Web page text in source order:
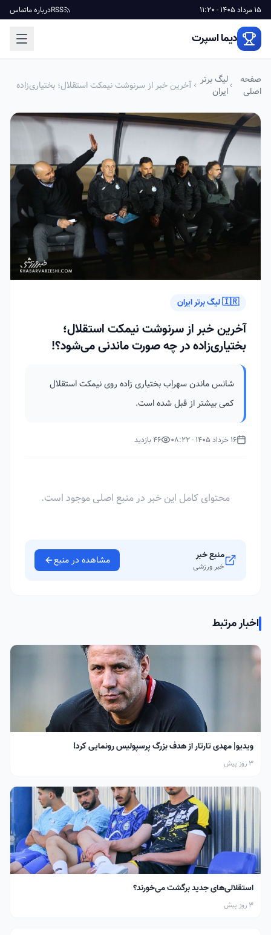
15 مرداد 1405 - 11:20 RSSدرباره ماتماس
دیما اسپرت
صفحه
اصلی
لیگ برتر
ایران
آخرین خبر از سرنوشت نیمکت استقلال؛ بختیاری‌زاده
🇮🇷 لیگ برتر ایران
آخرین خبر از سرنوشت نیمکت استقلال؛
بختیاری‌زاده در چه صورت ماندنی می‌شود؟!
شانس ماندن سهراب بختیاری زاده روی نیمکت استقلال
کمی بیشتر از قبل شده است.
16 خرداد 1405 - 08:22 46 بازدید
محتوای کامل این خبر در منبع اصلی موجود است.
منبع خبر
خبر ورزشی مشاهده در منبع
اخبار مرتبط
ویدیو| مهدی تارتار از هدف بزرگ پرسپولیس رونمایی کرد!
3 روز پیش
استقلالی‌های جدید برگشت می‌خورند؟
3 روز پیش